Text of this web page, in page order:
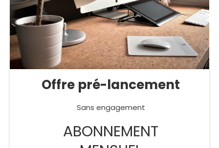
Offre pré-lancement
Sans engagement
ABONNEMENT